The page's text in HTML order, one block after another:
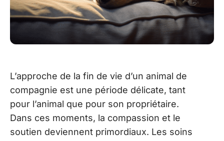
L’approche de la fin de vie d’un animal de
compagnie est une période délicate, tant
pour l’animal que pour son propriétaire.
Dans ces moments, la compassion et le
soutien deviennent primordiaux. Les soins